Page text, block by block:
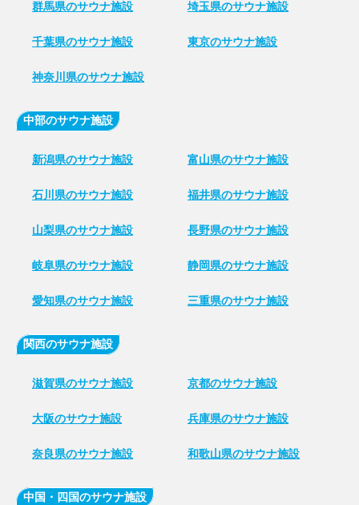
群馬県のサウナ施設 埼玉県のサウナ施設
千葉県のサウナ施設 東京のサウナ施設
神奈川県のサウナ施設
中部のサウナ施設
新潟県のサウナ施設 富山県のサウナ施設
石川県のサウナ施設 福井県のサウナ施設
山梨県のサウナ施設 長野県のサウナ施設
岐阜県のサウナ施設 静岡県のサウナ施設
愛知県のサウナ施設 三重県のサウナ施設
関西のサウナ施設
滋賀県のサウナ施設 京都のサウナ施設
大阪のサウナ施設 兵庫県のサウナ施設
奈良県のサウナ施設 和歌山県のサウナ施設
中国・四国のサウナ施設